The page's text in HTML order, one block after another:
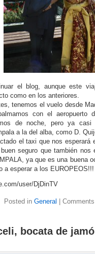
el blog, aunque este
como en los anteriores.
tenemos el vuelo desde
con el aeropuerto
de noche, pero ya
a la del alba, como D.
el taxi que nos esperará
seguro que también nos
ya que es una buena
a esperar a los EUROPEOS!!!
user/DjDinTV
Posted in General
bocata de